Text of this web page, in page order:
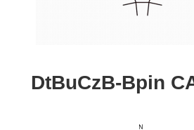
DtBuCzB-Bpin CAS号：